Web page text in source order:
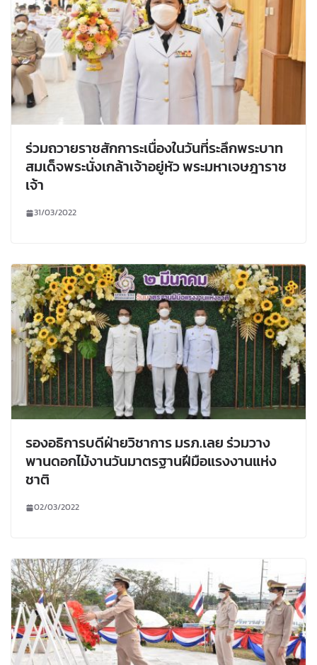
ร่วมถวายราชสักการะเนื่องในวันที่ระลึกพระบาท
สมเด็จพระนั่งเกล้าเจ้าอยู่หัว พระมหาเจษฎาราช
เจ้า
31/03/2022
รองอธิการบดีฝ่ายวิชาการ มรภ.เลย ร่วมวาง
พานดอกไม้งานวันมาตรฐานฝีมือแรงงานแห่ง
ชาติ
02/03/2022